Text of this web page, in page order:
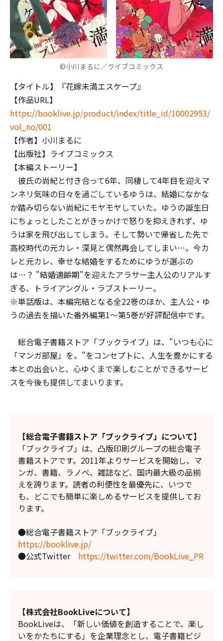
©小川まるに／ライブコミックス
【タイトル】『花嫁未満エスケープ』
【作品URL】
https://booklive.jp/product/index/title_id/10002953/
vol_no/001
【作者】小川まるに
【出版社】ライブコミックス
【本編ストーリー】
彼氏の尚紀と付き合って6年、同棲して4年目を迎えマ
ンネリ気味の日々を過ごしているゆうは、結婚になかな
か踏み切らない尚紀にモヤモヤしていた。ゆうの誕生日
にちょっとしたことがきっかけで怒りを抑えきれず、ゆ
うは家を飛び出してしまう。そして勢いで帰省した先で
高校時代の元カレ・深見と偶然再会してしまい…。今カ
レと元カレ、幸せな結婚をするためにゆうが選ぶの
は…？ "結婚適齢期"を迎えたアラサー主人公のリアルす
ぎる、トライアングル・ラブストーリー。
※単話版は、本編完結となる全22巻のほか、主人公・ゆ
うの過去を描いた番外編第1～第5巻が好評配信中です。
総合電子書籍ストア「ブックライブ」は、"いつも心に
「マンガ部屋」を。"をコンセプトに、人生を豊かにする
本との出会いと、心ゆくまで楽しむことができるサービ
スを今後も提供してまいります。
【総合電子書籍ストア「ブックライブ」について】
「ブックライブ」は、凸版印刷グループの総合電子
書籍ストアです。2011年よりサービスを開始し、マ
ンガ、書籍、ラノベ、雑誌など、国内最大級の品揃
えを誇ります。読者の利便性を最優先に、いつで
も、どこでも簡単に楽しめるサービスを提供してお
ります。
●総合電子書籍ストア「ブックライブ」
https://booklive.jp/
●公式Twitter https://twitter.com/BookLive_PR
【株式会社BookLiveについて】
BookLiveは、「新しい価値を創造することで、楽し
いをかたちにする」を企業理念とし、電子書籍ビジ